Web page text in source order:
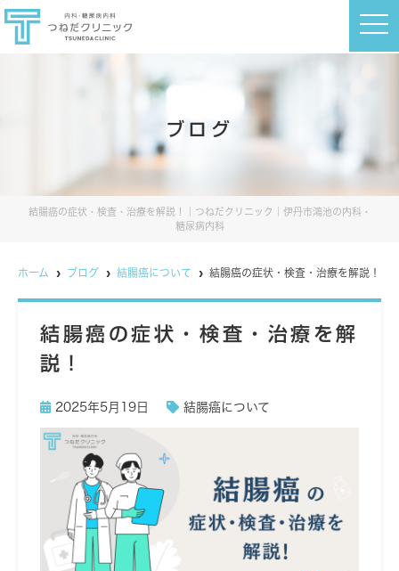
t
o
a
i
ブログ
結腸癌の症状・検査・治療を解説！｜つねだクリニック｜伊丹市鴻池の内科・
糖尿病内科
ホーム ブログ 結腸癌について 結腸癌の症状・検査・治療を解説！
結腸癌の症状・検査・治療を解
説！
2025年5月19日 結腸癌について